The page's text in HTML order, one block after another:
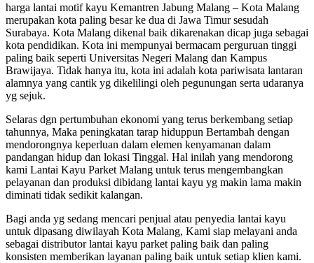
harga lantai motif kayu Kemantren Jabung Malang – Kota Malang
merupakan kota paling besar ke dua di Jawa Timur sesudah
Surabaya. Kota Malang dikenal baik dikarenakan dicap juga sebagai
kota pendidikan. Kota ini mempunyai bermacam perguruan tinggi
paling baik seperti Universitas Negeri Malang dan Kampus
Brawijaya. Tidak hanya itu, kota ini adalah kota pariwisata lantaran
alamnya yang cantik yg dikelilingi oleh pegunungan serta udaranya
yg sejuk.
Selaras dgn pertumbuhan ekonomi yang terus berkembang setiap
tahunnya, Maka peningkatan tarap hiduppun Bertambah dengan
mendorongnya keperluan dalam elemen kenyamanan dalam
pandangan hidup dan lokasi Tinggal. Hal inilah yang mendorong
kami Lantai Kayu Parket Malang untuk terus mengembangkan
pelayanan dan produksi dibidang lantai kayu yg makin lama makin
diminati tidak sedikit kalangan.
Bagi anda yg sedang mencari penjual atau penyedia lantai kayu
untuk dipasang diwilayah Kota Malang, Kami siap melayani anda
sebagai distributor lantai kayu parket paling baik dan paling
konsisten memberikan layanan paling baik untuk setiap klien kami.